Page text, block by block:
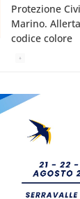
Protezione
Marino.
codice colore
Dreaming
Song Contest:
2026-2027